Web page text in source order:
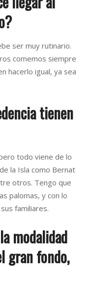
ser muy rutinario.
comemos siempre
hacerlo igual, ya sea
tienen
todo viene de lo
la Isla como Bernat
otros. Tengo que
palomas, y con lo
familiares.
modalidad
gran fondo,